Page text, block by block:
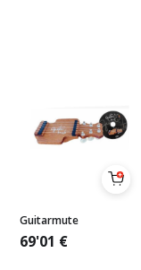
Guitarmute
69'01 €